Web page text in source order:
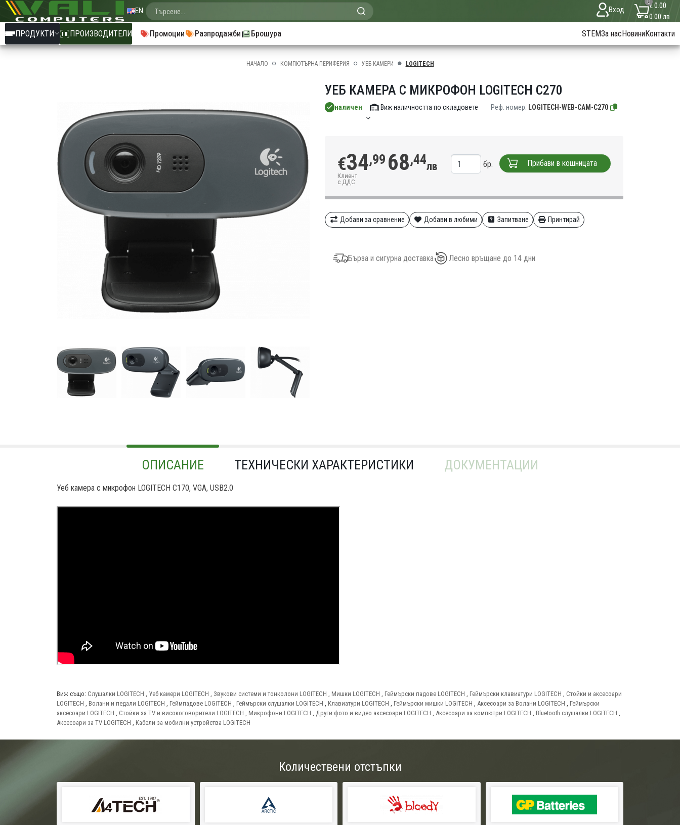
EN Вход
0€ 0.00
0.00 лв
ПРОДУКТИ ПРОИЗВОДИТЕЛИ Промоции Разпродажби Брошура STEMЗа насНовиниКонтакти
НАЧАЛО КОМПЮТЪРНА ПЕРИФЕРИЯ УЕБ КАМЕРИ LOGITECH
УЕБ КАМЕРА С МИКРОФОН LOGITECH C270
наличен Виж наличността по складовете Реф. номер: LOGITECH-WEB-CAM-C270
€34,99 68,44лв
Клиент
с ДДС
бр. Прибави в кошницата
Добави за сравнение Добави в любими Запитване Принтирай
Бърза и сигурна доставка Лесно връщане до 14 дни
ОПИСАНИЕ ТЕХНИЧЕСКИ ХАРАКТЕРИСТИКИ ДОКУМЕНТАЦИИ
Уеб камера с микрофон LOGITECH C170, VGA, USB2.0
Виж също: Слушалки LOGITECH Уеб камери LOGITECH Звукови системи и тонколони LOGITECH Мишки LOGITECH Геймърски падове LOGITECH Геймърски клавиатури LOGITECH
Стойки и аксесоари
LOGITECH
Волани и педали LOGITECH Геймпадове LOGITECH Геймърски слушалки LOGITECH Клавиатури LOGITECH Геймърски мишки LOGITECH Аксесоари за Волани LOGITECH
Геймърски
аксесоари LOGITECH
Стойки за TV и високоговорители LOGITECH Микрофони LOGITECH Други фото и видео аксесоари LOGITECH Аксесоари за компютри LOGITECH Bluetooth слушалки LOGITECH
Аксесоари за TV LOGITECH
Кабели за мобилни устройства LOGITECH
Количествени отстъпки